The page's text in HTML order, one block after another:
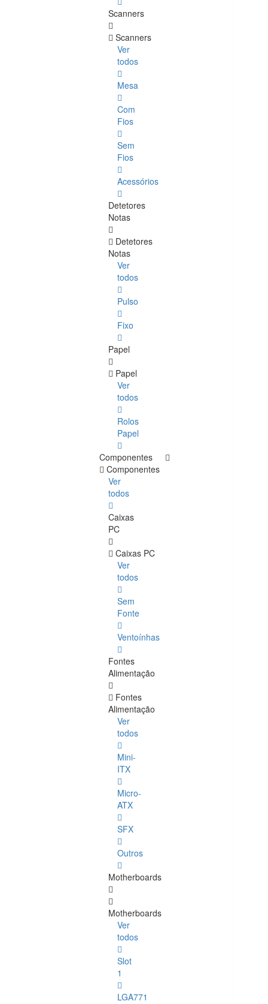
Scanners
Scanners
Ver
todos
Mesa
Com
Fios
Sem
Fios
Acessórios
Detetores
Notas
Detetores
Notas
Ver
todos
Pulso
Fixo
Papel
Papel
Ver
todos
Rolos
Papel
Componentes
Componentes
Ver
todos
Caixas
PC
Caixas PC
Ver
todos
Sem
Fonte
Ventoínhas
Fontes
Alimentação
Fontes
Alimentação
Ver
todos
Mini-
ITX
Micro-
ATX
SFX
Outros
Motherboards
Motherboards
Ver
todos
Slot
1
LGA771